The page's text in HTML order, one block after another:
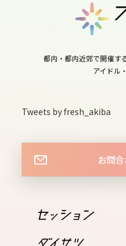
都内・都内近郊で開催す
アイドル
Tweets by fresh_akiba
お問